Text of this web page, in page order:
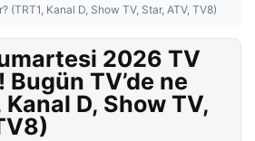
(TRT1, Kanal D, Show TV, Star, ATV, TV8)
2026 TV
Bugün TV’de ne
Kanal D, Show TV,